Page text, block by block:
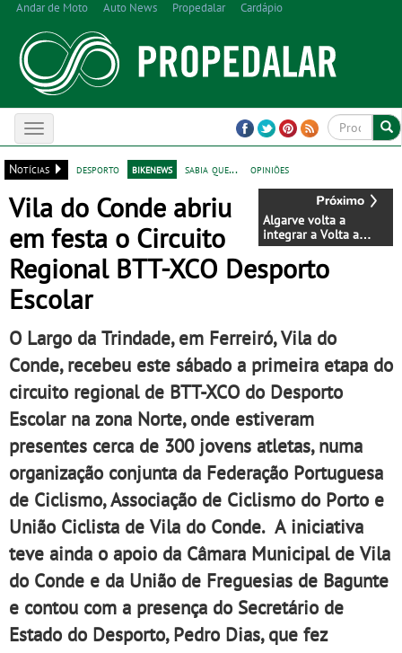
Andar de Moto Auto News Propedalar Cardápio
Toggle
navigation
Notícias
desporto bikenews sabia que... opiniões
Algarve volta a
integrar a Volta a
Portugal em 2026 com
chegada de etapa em
Albufeira
Vila do Conde abriu
em festa o Circuito
Regional BTT-XCO Desporto
Escolar
O Largo da Trindade, em Ferreiró, Vila do
Conde, recebeu este sábado a primeira etapa do
circuito regional de BTT-XCO do Desporto
Escolar na zona Norte, onde estiveram
presentes cerca de 300 jovens atletas, numa
organização conjunta da Federação Portuguesa
de Ciclismo, Associação de Ciclismo do Porto e
União Ciclista de Vila do Conde. A iniciativa
teve ainda o apoio da Câmara Municipal de Vila
do Conde e da União de Freguesias de Bagunte
e contou com a presença do Secretário de
Estado do Desporto, Pedro Dias, que fez